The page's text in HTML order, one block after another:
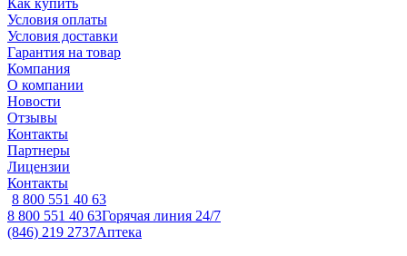
Как купить
Условия оплаты
Условия доставки
Гарантия на товар
Компания
О компании
Новости
Отзывы
Контакты
Партнеры
Лицензии
Контакты
8 800 551 40 63
8 800 551 40 63Горячая линия 24/7
(846) 219 2737Аптека